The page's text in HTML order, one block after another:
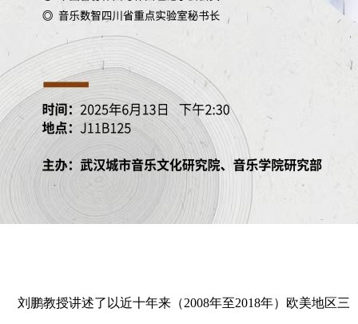
刘鹏教授讲述了以近十年来（2008年至2018年）欧美地区三